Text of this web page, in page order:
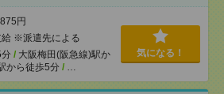
円
※派遣先による
/ 大阪梅田(阪急線)駅か
から徒歩5分 / …
気になる！